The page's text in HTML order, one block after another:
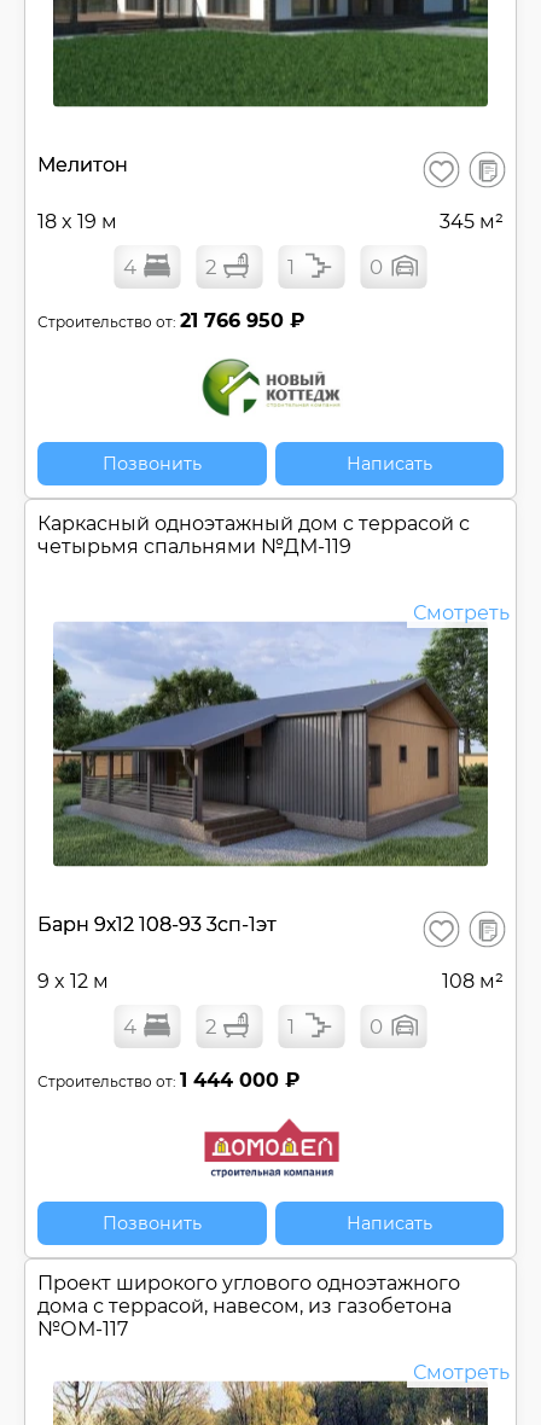
Мелитон Сохранить
В
18 x 19 м 345 м²
4 2 1 0
Строительство от: 21 766 950 ₽
Позвонить Написать
Каркасный одноэтажный дом c террасой с
четырьмя спальнями №ДМ-119
Смотреть
Барн 9х12 108-93 3сп-1эт Сохранить
В
9 x 12 м 108 м²
4 2 1 0
Строительство от: 1 444 000 ₽
Позвонить Написать
Проект широкого углового одноэтажного
дома с террасой, навесом, из газобетона
№ОМ-117
Смотреть